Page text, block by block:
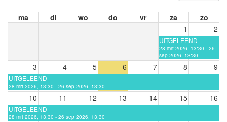
ma di wo do vr za
zo
1
2
UITGELEEND
28 mrt 2026, 13:30 - 26
sep 2026, 13:30
3 4 5 6 7 8 9
UITGELEEND
28 mrt 2026, 13:30 - 26 sep 2026, 13:30
10 11 12 13 14 15 16
UITGELEEND
28 mrt 2026, 13:30 - 26 sep 2026, 13:30